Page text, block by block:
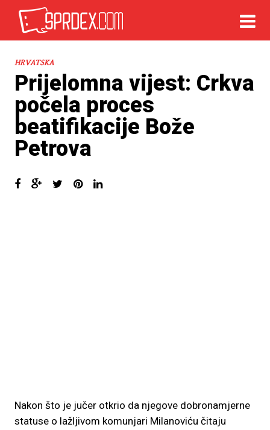
HRVATSKA
Prijelomna vijest: Crkva
počela proces
beatifikacije Bože
Petrova
Nakon što je jučer otkrio da njegove dobronamjerne
statuse o lažljivom komunjari Milanoviću čitaju